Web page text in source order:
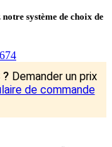
système de choix de
? Demander un prix
de commande